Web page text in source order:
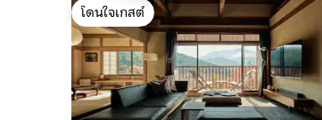
ความสะดวกที่สำคัญ การปรับปรุงเต็มรูป
แบบ: การตกแต่งภายในที่ซับซ้อนโดยนัก
ออกแบบมืออาชีพ ・ออนเซ็น: นิโนไดระออ
นเซ็นที่ขึ้นชื่อเรื่องคุณสมบัติที่มีประโยชน์ต่อ
ผิว สิ่งอำนวยความสะดวกบาร์บีคิว: อุปกรณ์
ครบครันพร้อมเตาย่างบาร์บีคิวแท้ๆ พื้นที่
โดนใจเกสต์
โดนใจเกสต์